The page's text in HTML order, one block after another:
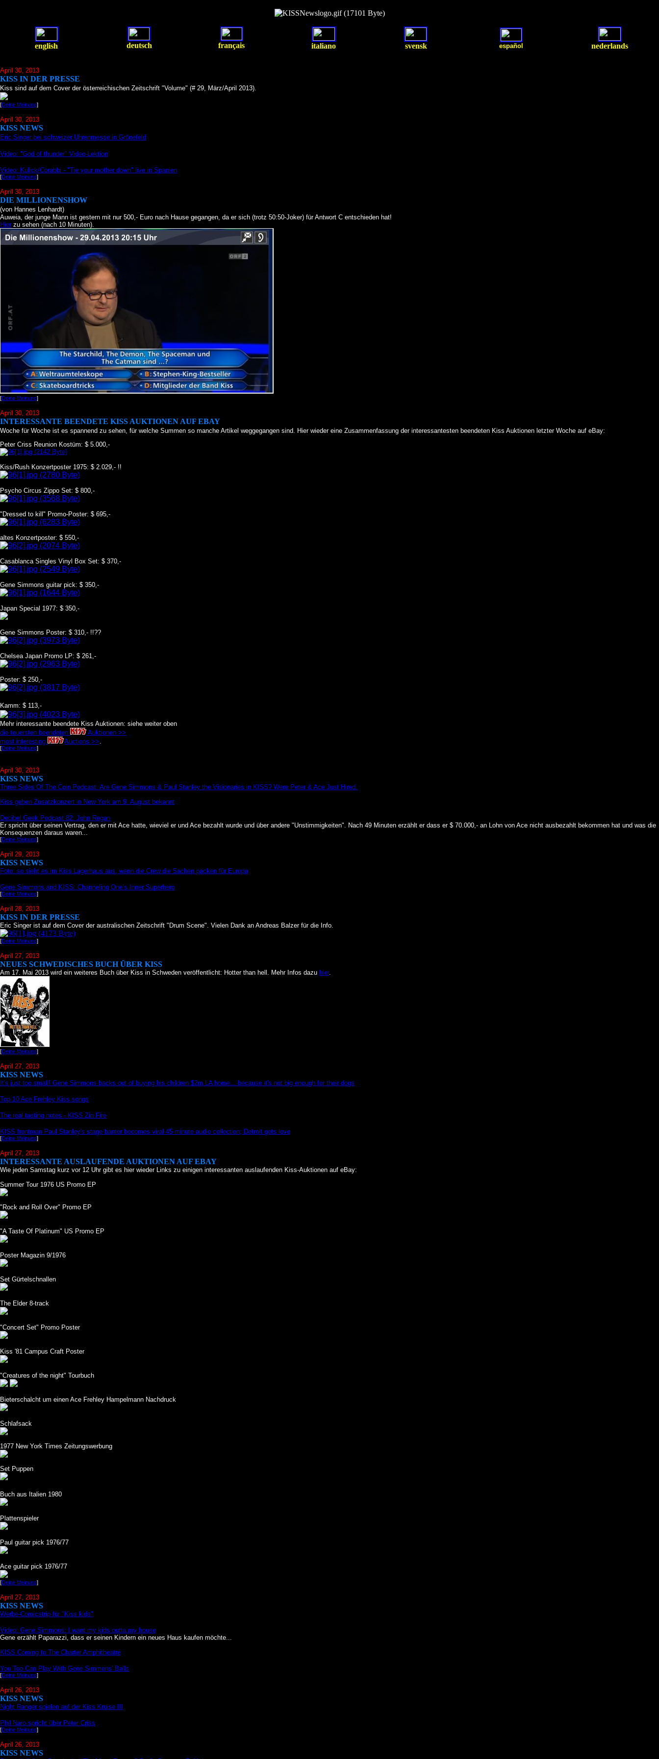
english deutsch français italiano svensk español nederlands
April 30, 2013
KISS IN DER PRESSE
Kiss sind auf dem Cover der österreichischen Zeitschrift "Volume" (# 29, März/April 2013).
[Deine Meinung]
April 30, 2013
KISS NEWS
Eric Singer bei schweizer Uhrenmesse in Grönefeld
Video: "God of thunder" Video-Lektion
Video: Kulick/Corabbi - "Tie your mother down" live in Spanien
[Deine Meinung]
April 30, 2013
DIE MILLIONENSHOW
(von Hannes Lenhardt)
Auweia, der junge Mann ist gestern mit nur 500,- Euro nach Hause gegangen, da er sich (trotz 50:50-Joker) für Antwort C entschieden hat!
Hierzu sehen (nach 10 Minuten).
[Deine Meinung]
April 30, 2013
INTERESSANTE BEENDETE KISS AUKTIONEN AUF EBAY
Woche für Woche ist es spannend zu sehen, für welche Summen so manche Artikel weggegangen sind. Hier wieder eine Zusammenfassung der interessantesten beendeten Kiss Auktionen letzter Woche auf eBay:
Peter Criss Reunion Kostüm: $ 5.000,-
Kiss/Rush Konzertposter 1975: $ 2.029,- !!
Psycho Circus Zippo Set: $ 800,-
"Dressed to kill" Promo-Poster: $ 695,-
altes Konzertposter: $ 550,-
Casablanca Singles Vinyl Box Set: $ 370,-
Gene Simmons guitar pick: $ 350,-
Japan Special 1977: $ 350,-
Gene Simmons Poster: $ 310,- !!??
Chelsea Japan Promo LP: $ 261,-
Poster: $ 250,-
Kamm: $ 113,-
Mehr interessante beendete Kiss Auktionen: siehe weiter oben
die teuersten beendeten
Auktionen >>
most interesting
Auctions >> .
[Deine Meinung]
April 30, 2013
KISS NEWS
Three Sides Of The Coin Podcast: Are Gene Simmons & Paul Stanley the Visionaries in KISS? Were Peter & Ace Just Hired.
Kiss geben Zusatzkonzert in New York am 9. August bekannt
Decibel Geek Podcast 82: John Regan
Er spricht über seinen Vertrag, den er mit Ace hatte, wieviel er und Ace bezahlt wurde und über andere "Unstimmigkeiten". Nach 49 Minuten erzählt er dass er $ 70.000,- an Lohn von Ace nicht ausbezahlt bekommen hat und was die
Konsequenzen daraus waren...
[Deine Meinung]
April 29, 2013
KISS NEWS
Foto: so sieht es im Kiss Lagerhaus aus, wenn die Crew die Sachen packen für Europa
Gene Simmons and KISS: Channeling One’s Inner Superhero
[Deine Meinung]
April 28, 2013
KISS IN DER PRESSE
Eric Singer ist auf dem Cover der australischen Zeitschrift "Drum Scene". Vielen Dank an Andreas Balzer für die Info.
[Deine Meinung]
April 27, 2013
NEUES SCHWEDISCHES BUCH ÜBER KISS
Am 17. Mai 2013 wird ein weiteres Buch über Kiss in Schweden veröffentlicht: Hotter than hell. Mehr Infos dazu hier.
[Deine Meinung]
April 27, 2013
KISS NEWS
It's just too small! Gene Simmons backs out of buying his children $2m LA home... because it's not big enough for their dogs
Top 10 Ace Frehley Kiss songs
The real tasting notes - KISS Zin Fire
KISS frontman Paul Stanley's stage banter becomes viral 45-minute audio collection; Detroit gets love
[Deine Meinung]
April 27, 2013
INTERESSANTE AUSLAUFENDE AUKTIONEN AUF EBAY
Wie jeden Samstag kurz vor 12 Uhr gibt es hier wieder Links zu einigen interessanten auslaufenden Kiss-Auktionen auf eBay:
Summer Tour 1976 US Promo EP
"Rock and Roll Over" Promo EP
"A Taste Of Platinum" US Promo EP
Poster Magazin 9/1976
Set Gürtelschnallen
The Elder 8-track
"Concert Set" Promo Poster
Kiss '81 Campus Craft Poster
"Creatures of the night" Tourbuch
Bieterschalcht um einen Ace Frehley Hampelmann Nachdruck
Schlafsack
1977 New York Times Zeitungswerbung
Set Puppen
Buch aus Italien 1980
Plattenspieler
Paul guitar pick 1976/77
Ace guitar pick 1976/77
[Deine Meinung]
April 27, 2013
KISS NEWS
Werbe-Comicstrip für "Kiss kids"
Video: Gene Simmons: I want my kids outta my house
Gene erzählt Paparazzi, dass er seinen Kindern ein neues Haus kaufen möchte...
KISS Coming to The Charter Amphitheatre
You Too Can Play With Gene Simmons' Balls
[Deine Meinung]
April 26, 2013
KISS NEWS
Night Ranger spielen auf der Kiss Kruise III
Phil Naro spricht über Peter Criss
[Deine Meinung]
April 26, 2013
KISS NEWS